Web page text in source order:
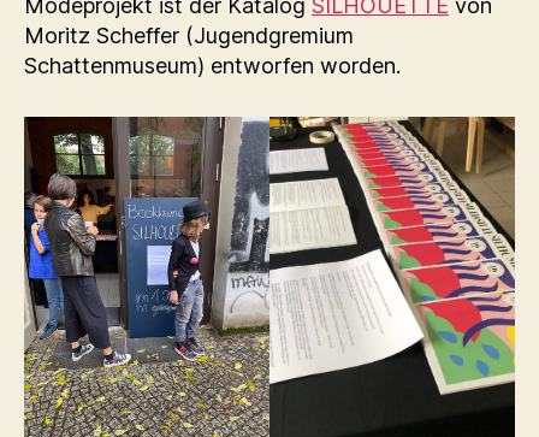
Modeprojekt ist der Katalog SILHOUETTE von
Moritz Scheffer (Jugendgremium
Schattenmuseum) entworfen worden.